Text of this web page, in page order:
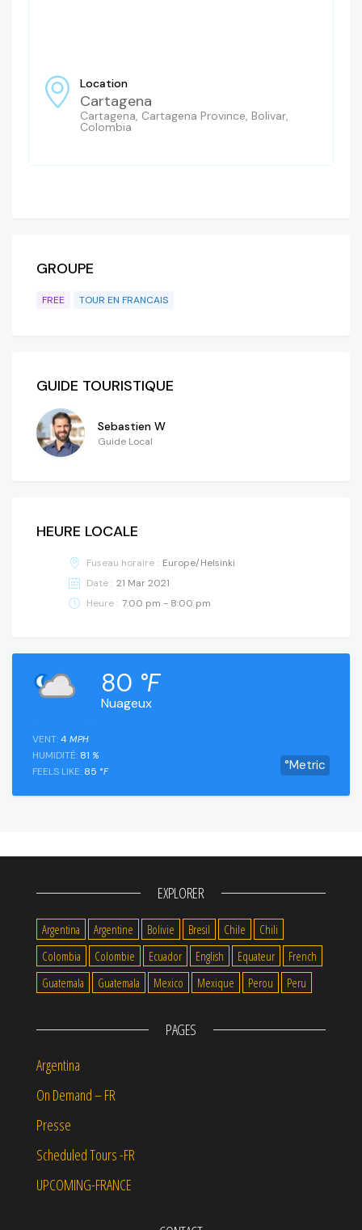
Location
Cartagena
Cartagena, Cartagena Province, Bolivar,
Colombia
GROUPE
FREE TOUR EN FRANCAIS
GUIDE TOURISTIQUE
Sebastien W
Guide Local
HEURE LOCALE
Fuseau horaire : Europe/Helsinki
Date : 21 Mar 2021
Heure : 7:00 pm - 8:00 pm
Nuageux
80 °F
°Metric
VENT:4 MPH
HUMIDITÉ: 81 %
FEELS LIKE: 85 °F
EXPLORER
Argentina Argentine Bolivie Bresil Chile
Chili
Colombia
Colombie Ecuador English Equateur
French
Guatemala
Guatemala Mexico Mexique Perou Peru
PAGES
Argentina
On Demand – FR
Presse
Scheduled Tours -FR
UPCOMING-FRANCE